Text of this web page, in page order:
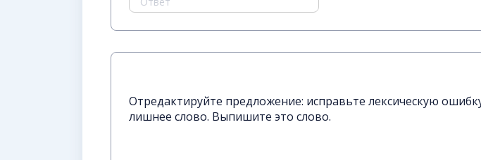
Отредактируйте предложение: исправьте лексическую
лишнее слово. Выпишите это слово.